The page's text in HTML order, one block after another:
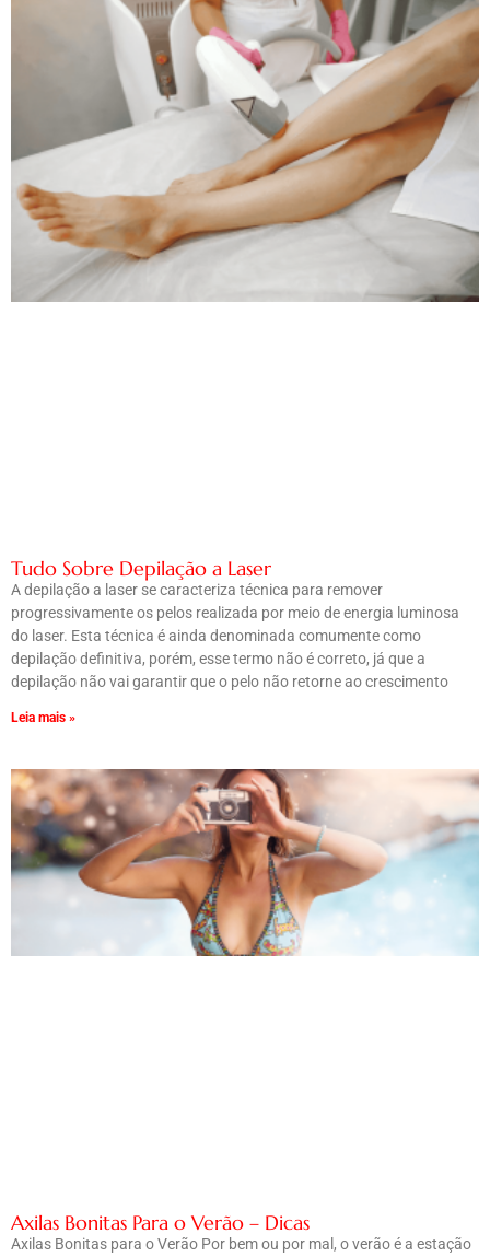
Tudo Sobre Depilação a Laser
A depilação a laser se caracteriza técnica para remover
progressivamente os pelos realizada por meio de energia luminosa
do laser. Esta técnica é ainda denominada comumente como
depilação definitiva, porém, esse termo não é correto, já que a
depilação não vai garantir que o pelo não retorne ao crescimento
Leia mais »
Axilas Bonitas Para o Verão – Dicas
Axilas Bonitas para o Verão Por bem ou por mal, o verão é a estação